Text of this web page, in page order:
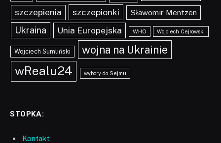
szczepienia szczepionki Sławomir Mentzen
Ukraina Unia Europejska WHO Wojciech Cejrowski
Wojciech Sumliński wojna na Ukrainie
wRealu24 wybory do Sejmu
STOPKA:
Kontakt